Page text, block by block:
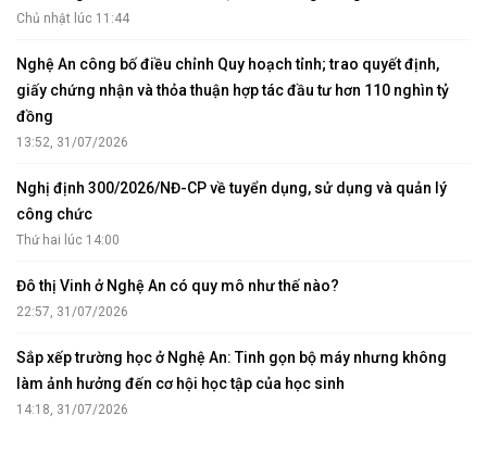
Chủ nhật lúc 11:44
Nghệ An công bố điều chỉnh Quy hoạch tỉnh; trao quyết định,
giấy chứng nhận và thỏa thuận hợp tác đầu tư hơn 110 nghìn tỷ
đồng
13:52, 31/07/2026
Nghị định 300/2026/NĐ-CP về tuyển dụng, sử dụng và quản lý
công chức
Thứ hai lúc 14:00
Đô thị Vinh ở Nghệ An có quy mô như thế nào?
22:57, 31/07/2026
Sắp xếp trường học ở Nghệ An: Tinh gọn bộ máy nhưng không
làm ảnh hưởng đến cơ hội học tập của học sinh
14:18, 31/07/2026